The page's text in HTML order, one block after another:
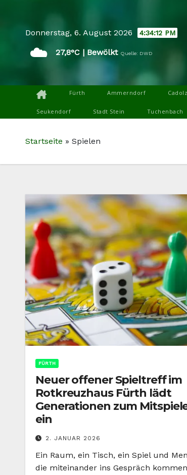
contentDonnerstag, 6. August 2026 4:34:13 PM
☁️ 27,8°C | Bewölkt Quelle: DWD
Fürth Ammerndorf
Seukendorf Stadt Stein Tuchenbach
Startseite » Spielen
FÜRTH
Neuer offener Spieltreff im
Rotkreuzhaus Fürth lädt
Generationen zum
ein
2. JANUAR 2026
Ein Raum, ein Tisch, ein Spiel und
die miteinander ins Gespräch